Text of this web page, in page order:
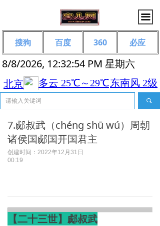
끀
8/8/2026, 12:32:55 PM 星期六
끠
搜狗 百度 360 必应
7.郕叔武（chéng shū wú‌‌）周朝
诸侯国郕国开国君主
创建时间： 2022年12月31日
00:19
【二十三世】郕叔武